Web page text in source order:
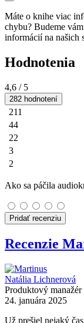
Máte o knihe viac
chybu? Budeme
informácií na našich
Hodnotenia
4,6 / 5
282 hodnotení
211
44
22
3
2
Ako sa páčila
Pridať recenziu
Recenzie
Natália Lichnerová
Produktový manažér
24. januára 2025
Už prešiel nejaký